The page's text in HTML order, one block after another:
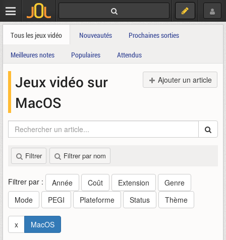
Tous les jeux vidéo Nouveautés Prochaines sorties
Meilleures notes Populaires Attendus
Ajouter un article
Jeux vidéo sur
MacOS
Filtrer Filtrer par nom
Filtrer par : Année Coût Extension
Genre
Mode
PEGI Plateforme Status Thème
x MacOS